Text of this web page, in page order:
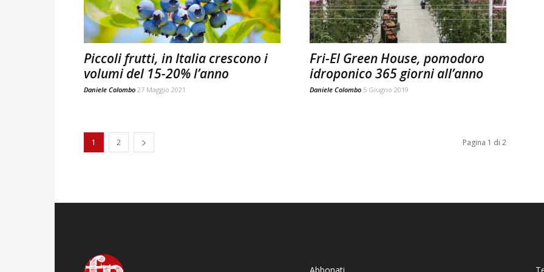
Piccoli frutti, in Italia crescono i
volumi del 15-20% l’anno
Daniele Colombo 27 Maggio 2021
Fri-El Green House, pomodoro
idroponico 365 giorni all’anno
Daniele Colombo 5 Giugno 2019
1 2 Pagina 1 di 2